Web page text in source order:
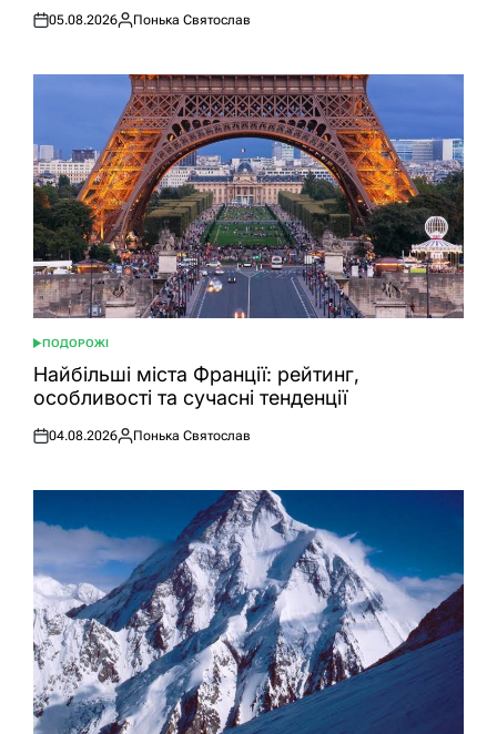
Оприлюднено
05.08.2026
Опубліковано
Понька Святослав
ОПУБЛІКУВАТИ
У
ПОДОРОЖІ
Найбільші міста Франції: рейтинг,
особливості та сучасні тенденції
Оприлюднено
04.08.2026
Опубліковано
Понька Святослав